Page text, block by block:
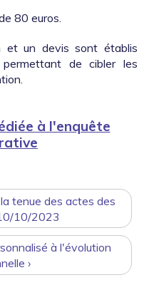
80 euros.
et un devis sont établis
permettant de cibler les
à l'enquête
tenue des actes des
10/2023
à l'évolution
›